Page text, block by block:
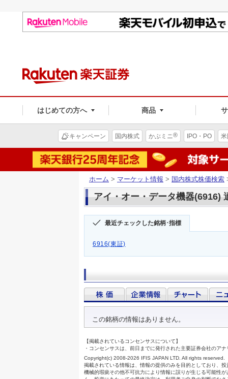
はじめての方へ 商品
キャンペーン 国内株式 かぶミニ® IPO・PO
ホーム > マーケット情報 > 国内株式株価検索
アイ・オー・データ機器(6916)
最近チェックした銘柄･指標
6916(東証)